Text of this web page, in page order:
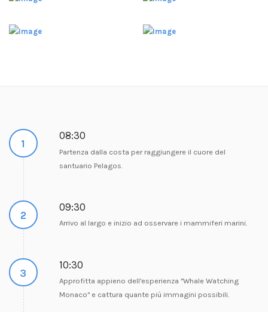
1
08:30
Partenza dalla costa per raggiungere il cuore del
santuario Pelagos.
2
09:30
Arrivo al largo e inizio ad osservare i mammiferi marini.
3
10:30
Approfitta appieno dell'esperienza "Whale Watching
Monaco" e cattura quante più immagini possibili.